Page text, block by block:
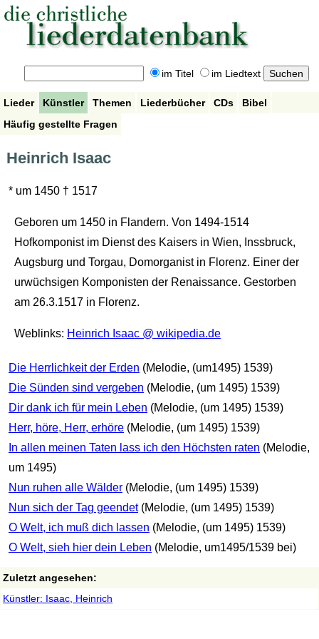
im Titel im Liedtext
Lieder Künstler Themen Liederbücher CDs
Bibel
Häufig gestellte Fragen
Heinrich Isaac
* um 1450 † 1517
Geboren um 1450 in Flandern. Von 1494-1514
Hofkomponist im Dienst des Kaisers in Wien, Inssbruck,
Augsburg und Torgau, Domorganist in Florenz. Einer der
urwüchsigen Komponisten der Renaissance. Gestorben
am 26.3.1517 in Florenz.
Weblinks: Heinrich Isaac @ wikipedia.de
Die Herrlichkeit der Erden (Melodie, (um1495) 1539)
Die Sünden sind vergeben (Melodie, (um 1495) 1539)
Dir dank ich für mein Leben (Melodie, (um 1495) 1539)
Herr, höre, Herr, erhöre (Melodie, (um 1495) 1539)
In allen meinen Taten lass ich den Höchsten raten (Melodie,
um 1495)
Nun ruhen alle Wälder (Melodie, (um 1495) 1539)
Nun sich der Tag geendet (Melodie, (um 1495) 1539)
O Welt, ich muß dich lassen (Melodie, (um 1495) 1539)
O Welt, sieh hier dein Leben (Melodie, um1495/1539 bei)
Zuletzt angesehen:
Künstler: Isaac, Heinrich